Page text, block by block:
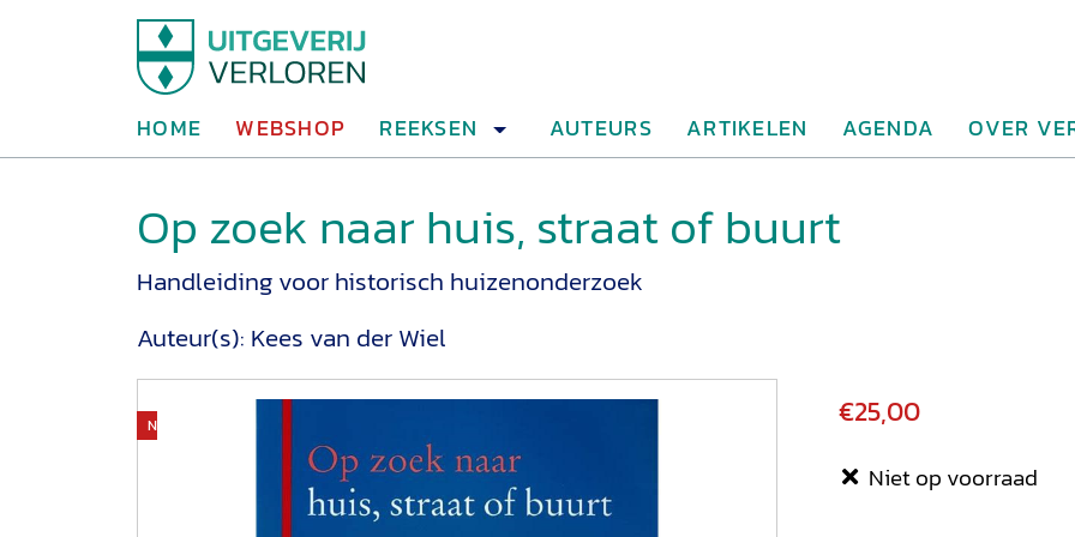
HOME WEBSHOP REEKSEN AUTEURS ARTIKELEN AGENDA OVER
Op zoek naar huis, straat of buurt
Handleiding voor historisch huizenonderzoek
Auteur(s): Kees van der Wiel
Niet op voorraad €25,00
Niet op voorraad